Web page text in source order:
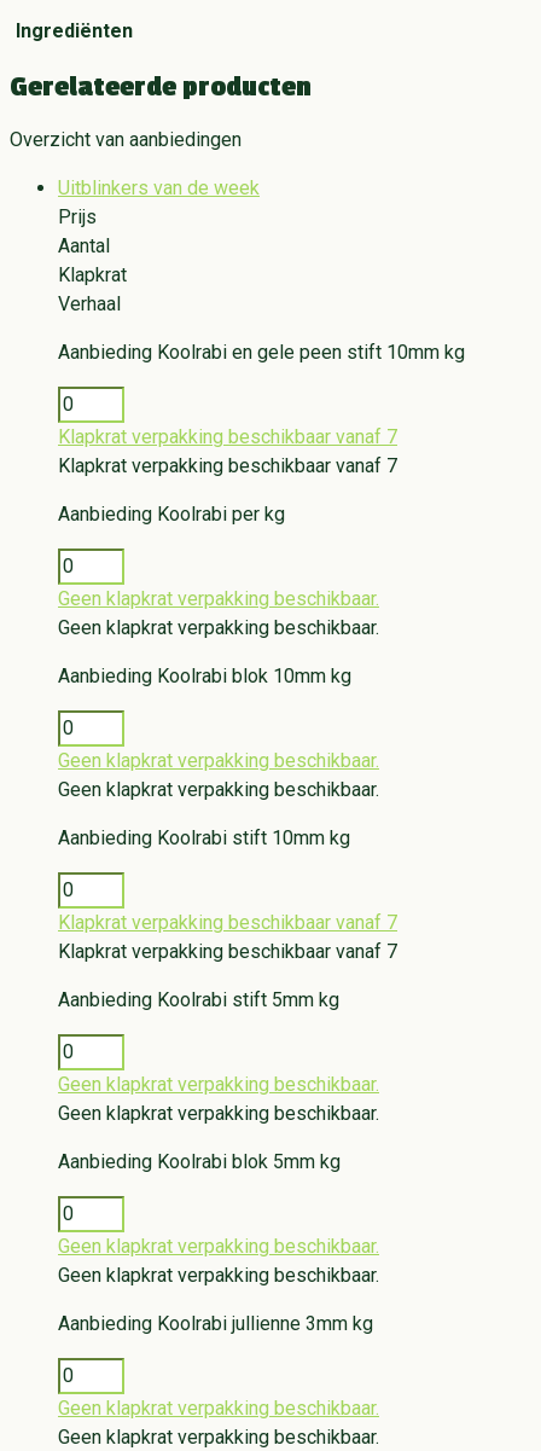
Ingrediënten
Gerelateerde producten
Overzicht van aanbiedingen
Uitblinkers van de week
Prijs
Aantal
Klapkrat
Verhaal
Aanbieding Koolrabi en gele peen stift 10mm kg
Klapkrat verpakking beschikbaar vanaf 7
Klapkrat verpakking beschikbaar vanaf 7
Aanbieding Koolrabi per kg
Geen klapkrat verpakking beschikbaar.
Geen klapkrat verpakking beschikbaar.
Aanbieding Koolrabi blok 10mm kg
Geen klapkrat verpakking beschikbaar.
Geen klapkrat verpakking beschikbaar.
Aanbieding Koolrabi stift 10mm kg
Klapkrat verpakking beschikbaar vanaf 7
Klapkrat verpakking beschikbaar vanaf 7
Aanbieding Koolrabi stift 5mm kg
Geen klapkrat verpakking beschikbaar.
Geen klapkrat verpakking beschikbaar.
Aanbieding Koolrabi blok 5mm kg
Geen klapkrat verpakking beschikbaar.
Geen klapkrat verpakking beschikbaar.
Aanbieding Koolrabi jullienne 3mm kg
Geen klapkrat verpakking beschikbaar.
Geen klapkrat verpakking beschikbaar.